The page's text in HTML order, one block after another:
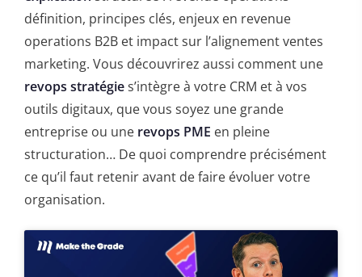
définition, principes clés, enjeux en revenue
operations B2B et impact sur l’alignement ventes
marketing. Vous découvrirez aussi comment une
revops stratégies’intègre à votre CRM et à vos
outils digitaux, que vous soyez une grande
entreprise ou une revops PME en pleine
structuration… De quoi comprendre précisément
ce qu’il faut retenir avant de faire évoluer votre
organisation.